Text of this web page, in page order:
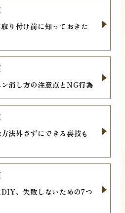
り付け前に知っておきた
消し方の注意点とNG行為
法外さずにできる裏技も
、失敗しないための7つ